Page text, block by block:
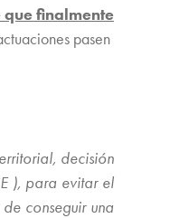
que finalmente
pasen
decisión
), para evitar el
conseguir una